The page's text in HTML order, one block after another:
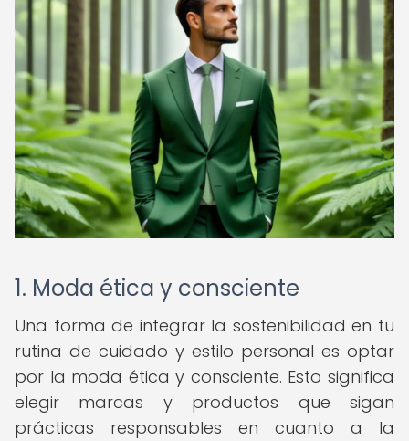
1. Moda ética y consciente
Una forma de integrar la sostenibilidad en tu
rutina de cuidado y estilo personal es optar
por la moda ética y consciente. Esto significa
elegir marcas y productos que sigan
prácticas responsables en cuanto a la